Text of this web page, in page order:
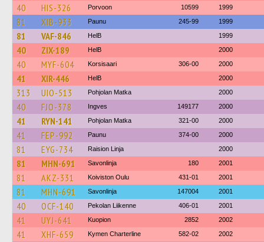
40 HIS-326 Porvoon 10599 1999
81 XIB-933 Paunu 245-99 1999
81 VAF-846 HelB 1999
40 ZIX-189 HelB 2000
40 MYF-604 Korsisaari 306-00 2000
41 XIR-446 HelB 2000
313 UIO-513 Pohjolan Matka 2000
40 FJO-378 Ingves 149177 2000
41 RYN-141 Pohjolan Matka 321-00 2000
41 FEP-992 Paunu 374-00 2000
81 EYG-734 Raision Linja 2000
81 MHN-691 Savonlinja 180 2001
81 AKZ-331 Koiviston Oulu 431-01 2001
81 MHN-691 Savonlinja 147004 2001
40 OCF-140 Pekolan Liikenne 406-01 2001
41 UYJ-641 Kuopion 2852 2002
41 XHF-659 Kymen Charterline 582-02 2002